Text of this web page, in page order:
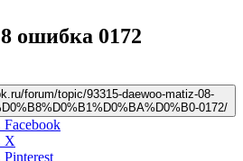
ошибка 0172
forum/topic/93315-daewoo-matiz-08-
0172/
Facebook
X